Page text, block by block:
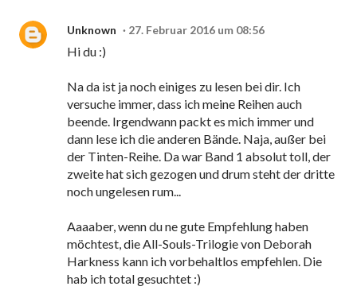
Unknown 27. Februar 2016 um 08:56
Hi du :)
Na da ist ja noch einiges zu lesen bei dir. Ich
versuche immer, dass ich meine Reihen auch
beende. Irgendwann packt es mich immer und
dann lese ich die anderen Bände. Naja, außer bei
der Tinten-Reihe. Da war Band 1 absolut toll, der
zweite hat sich gezogen und drum steht der dritte
noch ungelesen rum...
Aaaaber, wenn du ne gute Empfehlung haben
möchtest, die All-Souls-Trilogie von Deborah
Harkness kann ich vorbehaltlos empfehlen. Die
hab ich total gesuchtet :)